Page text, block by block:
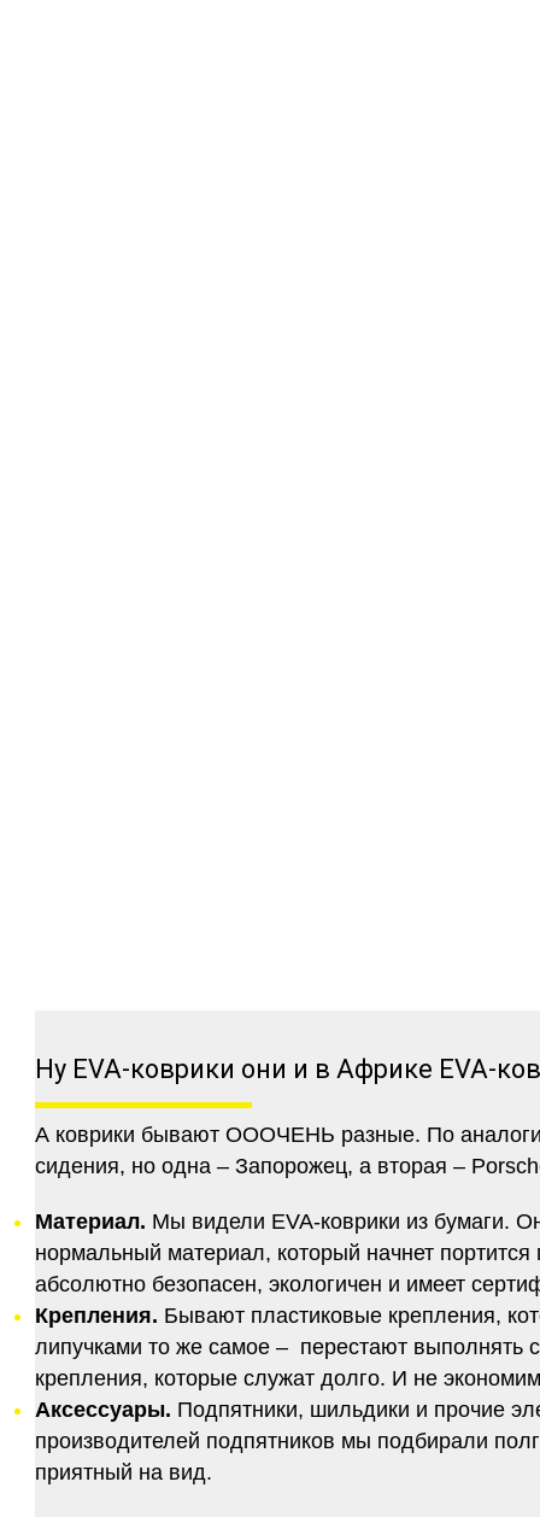
Ну EVA-коврики они и в Африке EVA-
А коврики бывают ОООЧЕНЬ разные. По
сидения, но одна – Запорожец, а вторая –
Материал. Мы видели EVA-коврики из бумаги.
нормальный материал, который начнет
абсолютно безопасен, экологичен и имеет
Крепления. Бывают пластиковые крепления,
липучками то же самое – перестают
крепления, которые служат долго. И не
Аксессуары. Подпятники, шильдики и прочие
производителей подпятников мы подбирали
приятный на вид.